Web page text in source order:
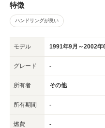
特徴
ハンドリングが良い
モデル 1991年9月～2002年
グレード -
所有者 その他
所有期間 -
燃費 -